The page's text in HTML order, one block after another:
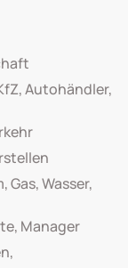
Autohändler,
Wasser,
Manager